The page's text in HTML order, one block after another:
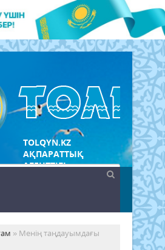
TOLQYN.KZ
АҚПАРАТТЫҚ
АГЕНТТІГІ
» Менің таңдауымдағы